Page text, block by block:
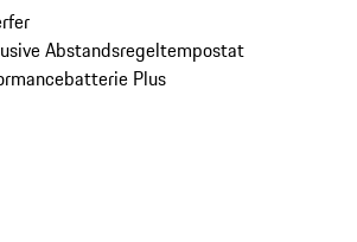
Abstandsregeltempostat
Plus